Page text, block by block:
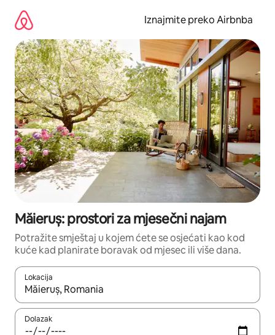
sadržaj
Iznajmite preko Airbnba
Măieruș: prostori za mjesečni najam
Potražite smještaj u kojem ćete se osjećati kao kod
kuće kad planirate boravak od mjesec ili više dana.
Lokacija
Kada budu dostupni rezultati, moći ćete ih pregledati
Dolazak